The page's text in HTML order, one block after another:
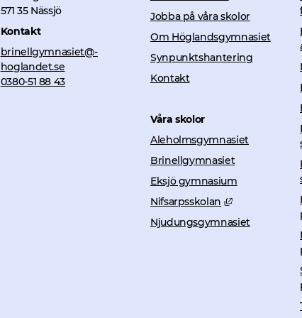
571 35 Nässjö
Kontakt
brinellgymnasiet@­
hoglandet.se
0380-51 88 43
Jobba på våra skolor
Om Höglandsgymnasiet
Synpunktshantering
Kontakt
Våra skolor
Aleholmsgymnasiet
Brinellgymnasiet
Eksjö gymnasium
Nifsarpsskolan
Länk till
Njudungsgymnasiet